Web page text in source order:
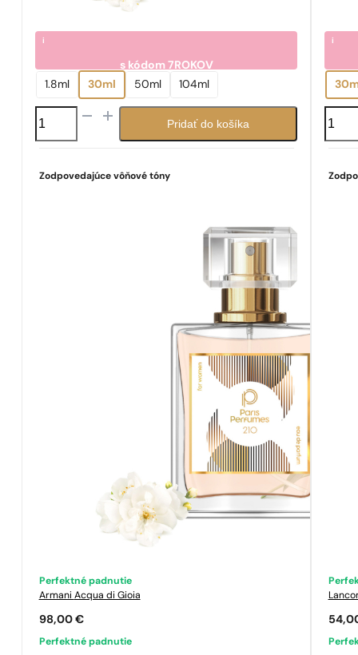
i
s kódom 7ROKOV
7.05
1.8ml 30ml 50ml 104ml
množstvo
N°
210
Pridať do košíka
Zodpovedajúce vôňové tóny
Perfektné padnutie
Armani Acqua di Gioia
98,00 €
Perfektné padnutie
i
N°
154